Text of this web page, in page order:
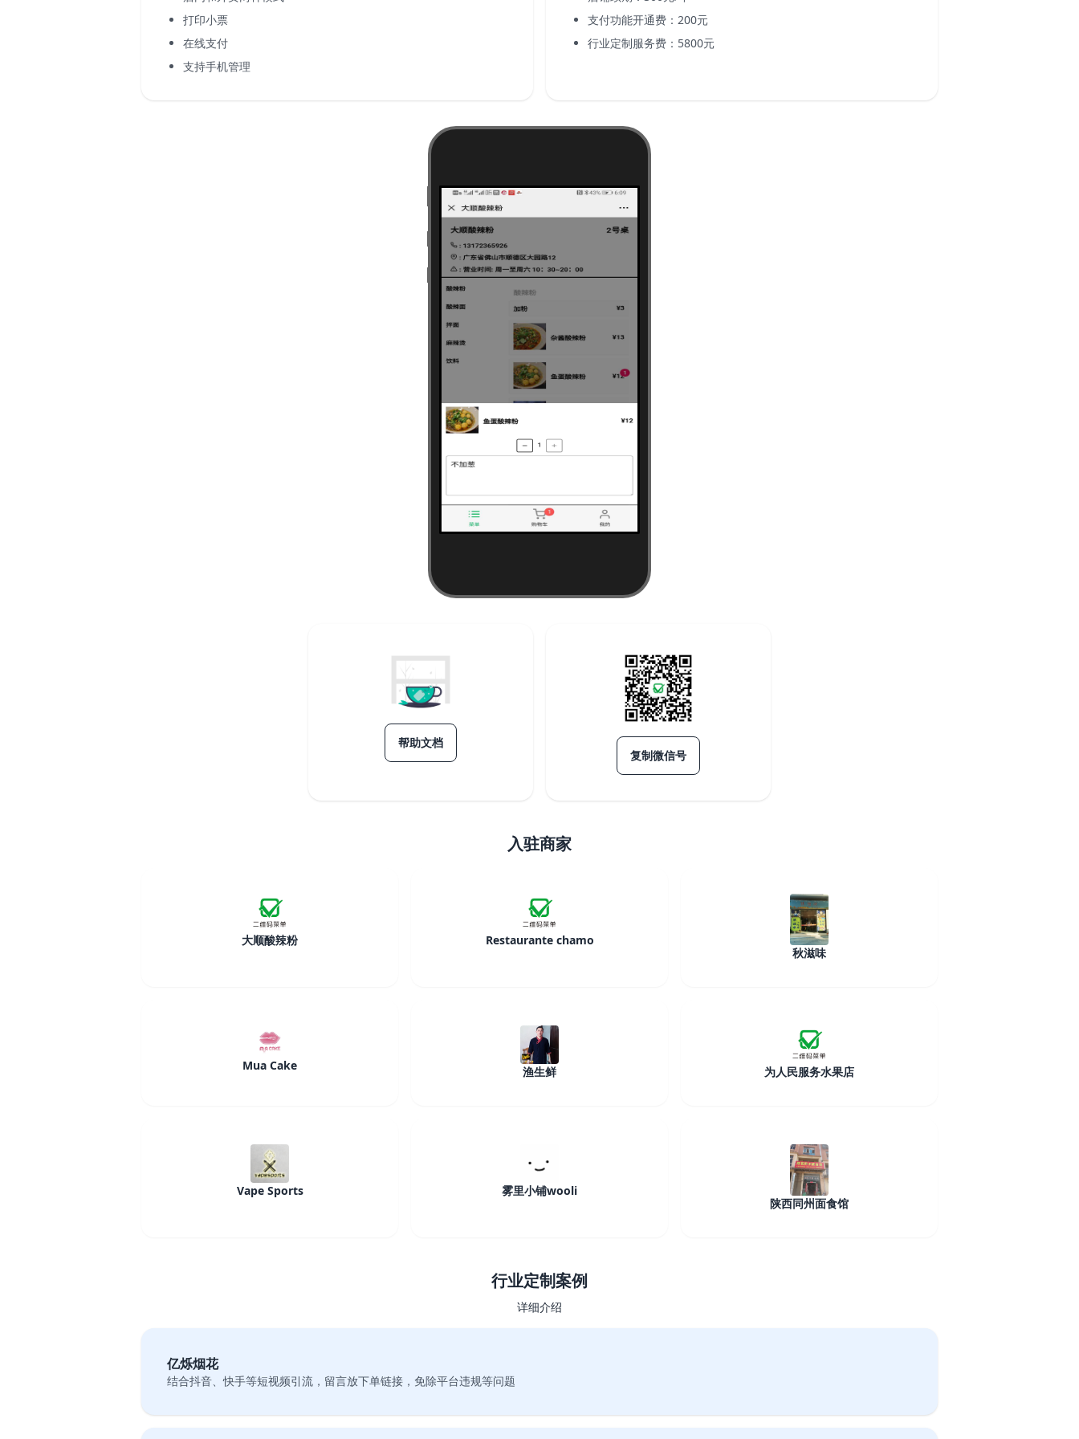
打印小票
在线支付
支持手机管理
支付功能开通费：200元
行业定制服务费：5800元
帮助文档
复制微信号
入驻商家
大顺酸辣粉
Restaurante chamo
秋滋味
Mua Cake 渔生鲜 为人民服务水果店
Vape Sports
雾里小铺wooli
陕西同州面食馆
行业定制案例
详细介绍
亿烁烟花
结合抖音、快手等短视频引流，留言放下单链接，免除平台违规等问题